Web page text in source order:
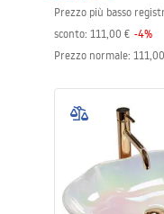
Prezzo più basso
sconto: 111,00 € -4%
Prezzo normale: